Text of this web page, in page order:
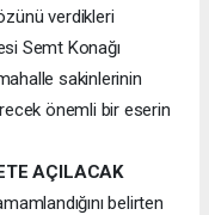
verdikleri
Semt Konağı
sakinlerinin
önemli bir eserin
AÇILACAK
belirten